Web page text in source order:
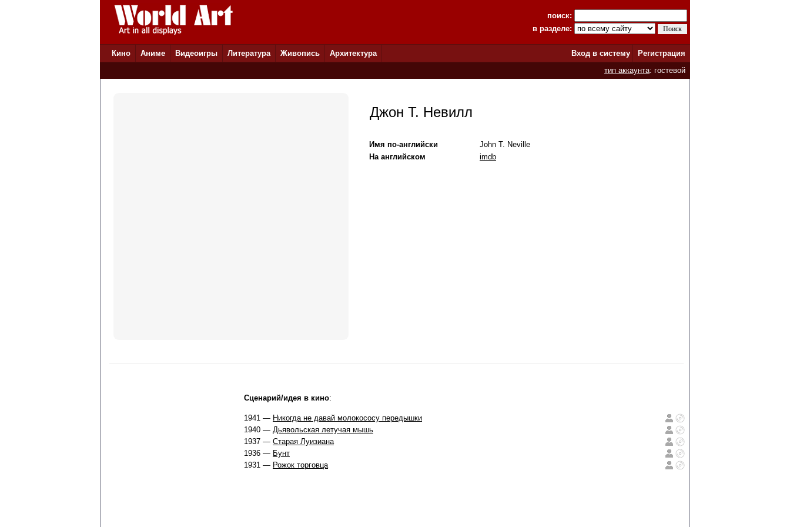
поиск:
в разделе:
Кино Аниме Видеоигры Литература Живопись Архитектура Вход в систему
Регистрация
тип аккаунта: гостевой
Джон Т. Невилл
Имя по-английски
John T. Neville
На английском
imdb
Сценарий/идея в кино:
1941 — Никогда не давай молокососу передышки
1940 — Дьявольская летучая мышь
1937 — Старая Луизиана
1936 — Бунт
1931 — Рожок торговца